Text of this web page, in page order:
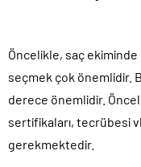
Öncelikle, saç
seçmek çok önemlidir.
derece önemlidir.
sertifikaları, tecrübesi
gerekmektedir.